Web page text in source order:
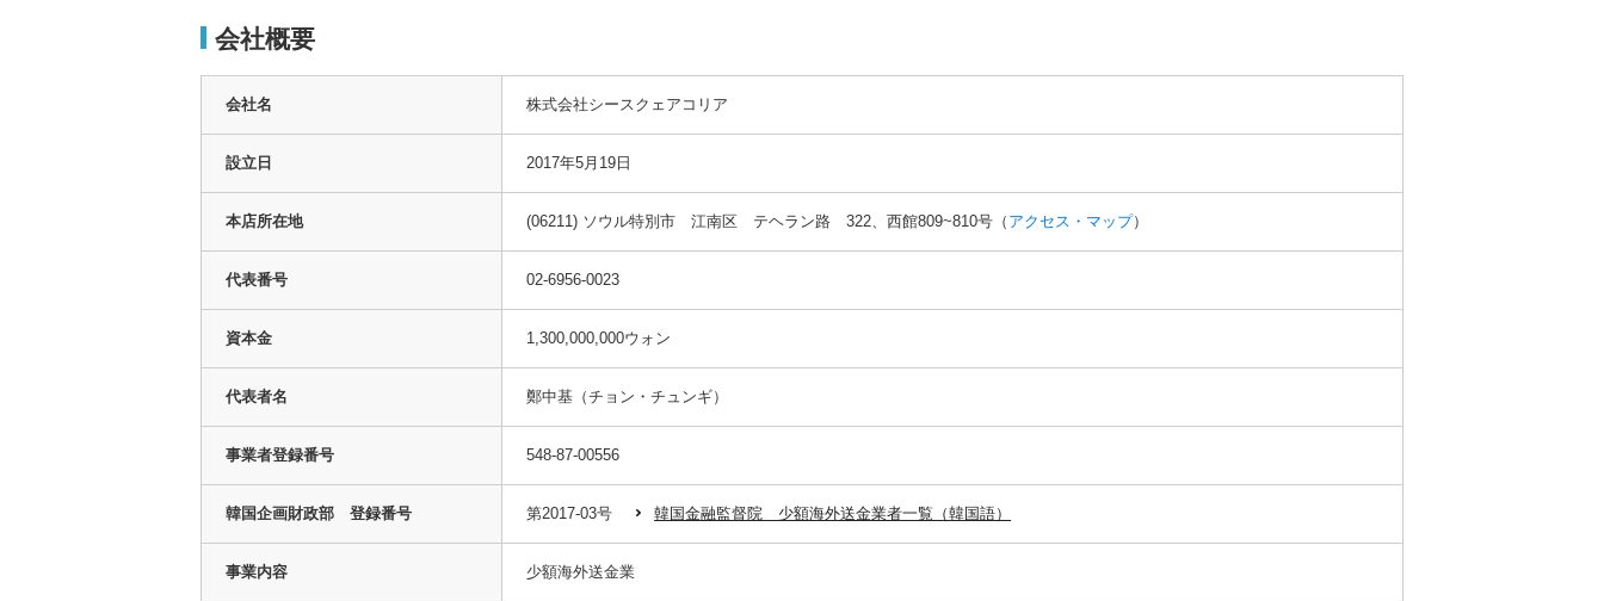
会社概要
会社名 株式会社シースクェアコリア
設立日 2017年5月19日
本店所在地 (06211) ソウル特別市 江南区 テヘラン路 322、西館809~810号（ アクセス・マップ）
代表番号 02-6956-0023
資本金 1,300,000,000ウォン
代表者名 鄭中基（チョン・チュンギ）
事業者登録番号 548-87-00556
韓国企画財政部 登録番号 第2017-03号 韓国金融監督院 少額海外送金業者一覧（韓国語）
事業内容 少額海外送金業